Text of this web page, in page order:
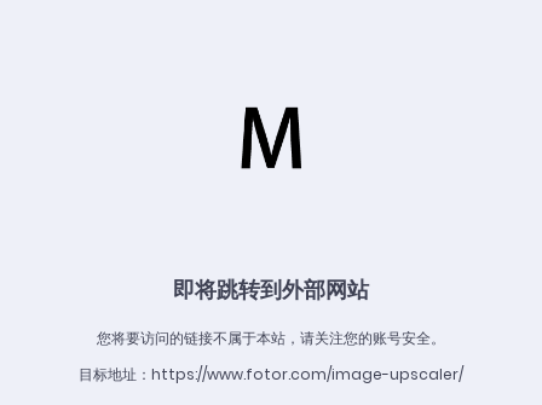
即将跳转到外部网站
您将要访问的链接不属于本站，请关注您的账号安全。
目标地址：https://www.fotor.com/image-upscaler/